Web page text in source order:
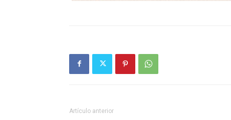
Artículo anterior